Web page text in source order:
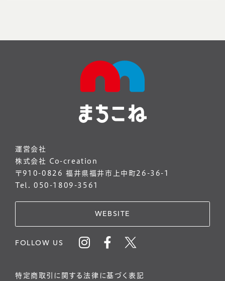
運営会社
株式会社 Co-creation
〒910-0826 福井県福井市上中町26-36-1
Tel. 050-1809-3561
WEBSITE
FOLLOW US
特定商取引に関する法律に基づく表記